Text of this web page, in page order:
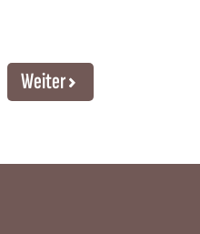
Weiter